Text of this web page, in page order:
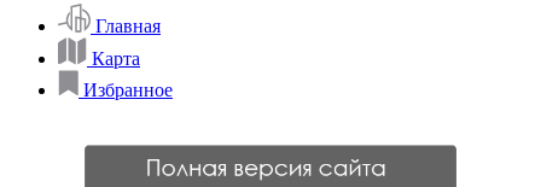
Главная
Карта
Избранное